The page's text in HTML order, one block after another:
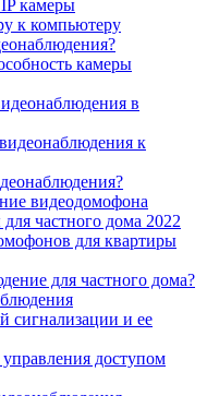
камеры
к компьютеру
камеры
в
к
видеодомофона
частного дома 2022
для квартиры
для частного дома?
сигнализации и ее
доступом